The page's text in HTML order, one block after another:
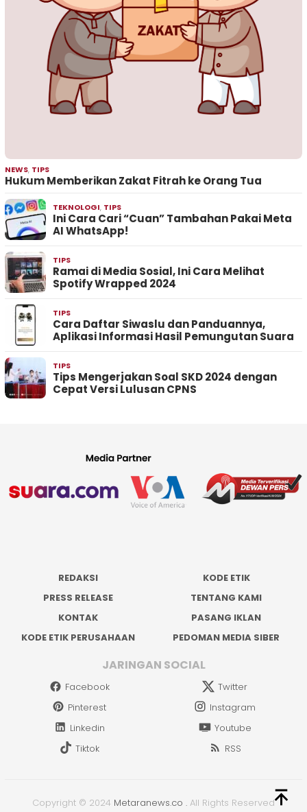
NEWS, TIPS
Hukum Memberikan Zakat Fitrah ke Orang Tua
TEKNOLOGI, TIPS
Ini Cara Cari “Cuan” Tambahan Pakai Meta
AI WhatsApp!
TIPS
Ramai di Media Sosial, Ini Cara Melihat
Spotify Wrapped 2024
TIPS
Cara Daftar Siwaslu dan Panduannya,
Aplikasi Informasi Hasil Pemungutan Suara
TIPS
Tips Mengerjakan Soal SKD 2024 dengan
Cepat Versi Lulusan CPNS
REDAKSI
KODE ETIK
PRESS RELEASE
TENTANG KAMI
KONTAK
PASANG IKLAN
KODE ETIK PERUSAHAAN
PEDOMAN MEDIA SIBER
JARINGAN SOCIAL
Facebook
Twitter
Pinterest
Instagram
Linkedin
Youtube
Tiktok
RSS
Copyright © 2024 Metaranews.co . All Rights Reserved